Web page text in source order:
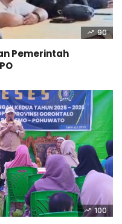
90
Pemerintah
100